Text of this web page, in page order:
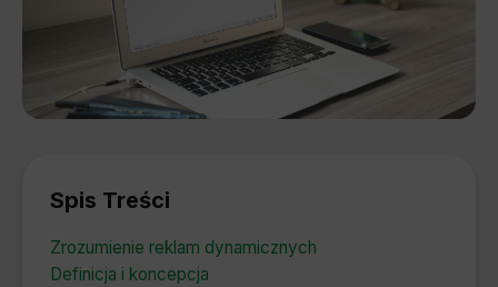
Spis Treści
Zrozumienie reklam dynamicznych
Definicja i koncepcja